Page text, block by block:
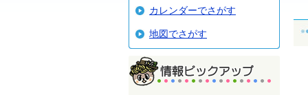
カレンダーでさがす
地図でさがす